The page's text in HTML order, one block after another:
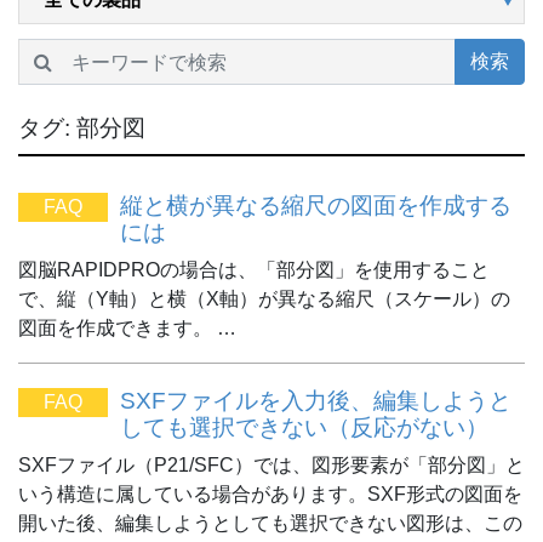
タグ: 部分図
FAQ
縦と横が異なる縮尺の図面を作成する
には
図脳RAPIDPROの場合は、「部分図」を使用すること
で、縦（Y軸）と横（X軸）が異なる縮尺（スケール）の
図面を作成できます。 …
FAQ
SXFファイルを入力後、編集しようと
しても選択できない（反応がない）
SXFファイル（P21/SFC）では、図形要素が「部分図」と
いう構造に属している場合があります。SXF形式の図面を
開いた後、編集しようとしても選択できない図形は、この